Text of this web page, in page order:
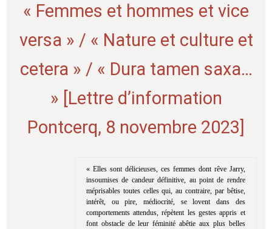
« Femmes et hommes et vice
versa » / « Nature et culture et
cetera » / « Dura tamen saxa…
» [Lettre d’information
Pontcerq, 8 novembre 2023]
« Elles sont délicieuses, ces femmes dont rêve Jarry,
insoumises de candeur définitive, au point de rendre
méprisables toutes celles qui, au contraire, par bêtise,
intérêt, ou pire, médiocrité, se lovent dans des
comportements attendus, répètent les gestes appris et
font obstacle de leur féminité abêtie aux plus belles